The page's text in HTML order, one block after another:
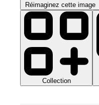
Réimaginez cette image
Collection